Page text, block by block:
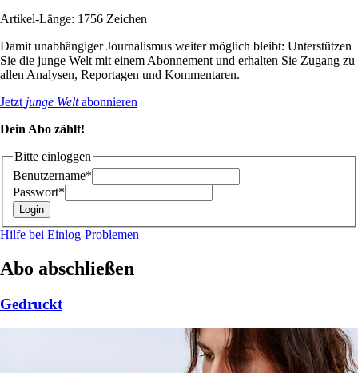
Artikel-Länge: 1756 Zeichen
Damit unabhängiger Journalismus weiter möglich bleibt: Unterstützen
Sie die junge Welt mit einem Abonnement und erhalten Sie Zugang zu
allen Analysen, Reportagen und Kommentaren.
Jetzt junge Weltabonnieren
Dein Abo zählt!
Bitte einloggen
Benutzername*
Passwort*
Hilfe bei Einlog-Problemen
Abo abschließen
Gedruckt